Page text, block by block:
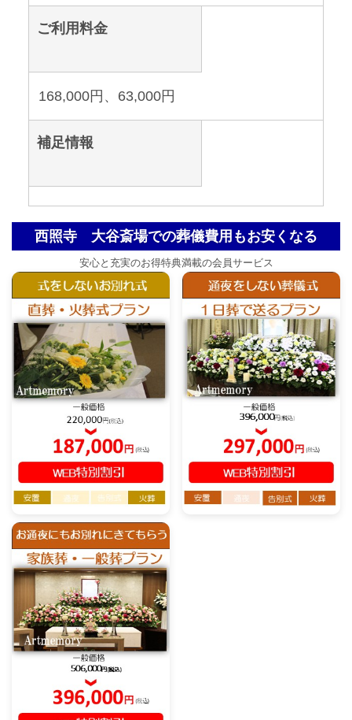
ご利用料金
168,000円、63,000円
補足情報
西照寺 大谷斎場での葬儀費用もお安くなる
安心と充実のお得特典満載の会員サービス